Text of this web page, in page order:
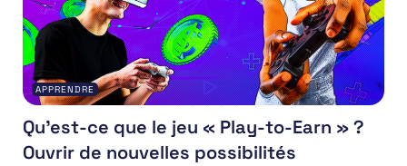
APPRENDRE
Qu’est-ce que le jeu « Play-to-Earn » ?
Ouvrir de nouvelles possibilités